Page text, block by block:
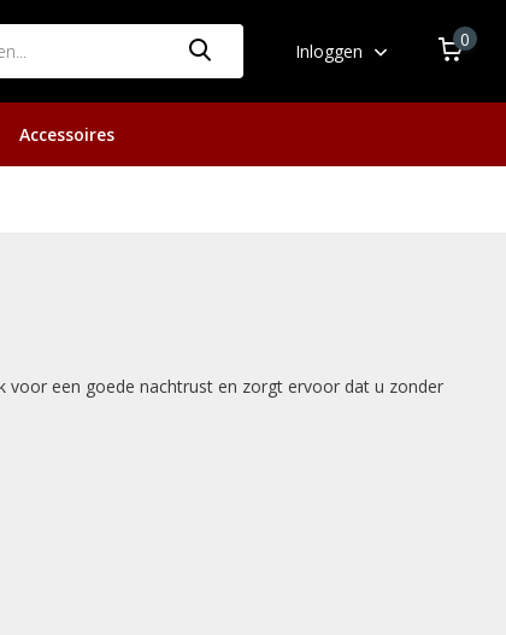
Inloggen
0
Accessoires
voor een goede nachtrust en zorgt ervoor dat u zonder